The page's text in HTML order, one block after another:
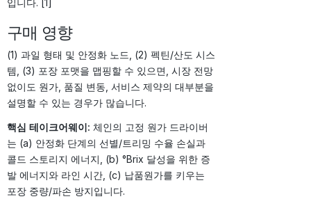
구매 영향
(1) 과일 형태 및 안정화 노드, (2) 펙틴/산도 시스
템, (3) 포장 포맷을 맵핑할 수 있으면, 시장 전망
없이도 원가, 품질 변동, 서비스 제약의 대부분을
설명할 수 있는 경우가 많습니다.
핵심 테이크어웨이: 체인의 고정 원가 드라이버
는 (a) 안정화 단계의 선별/트리밍 수율 손실과
콜드 스토리지 에너지, (b) °Brix 달성을 위한 증
발 에너지와 라인 시간, (c) 납품원가를 키우는
포장 중량/파손 방지입니다.